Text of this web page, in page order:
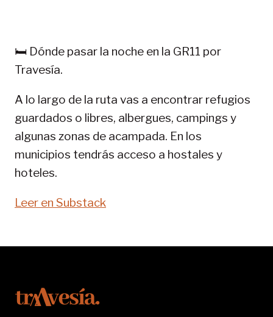
11-
🛏️ Dónde pasar la noche en la GR11 por
Travesía.
A lo largo de la ruta vas a encontrar refugios
guardados o libres, albergues, campings y
algunas zonas de acampada. En los
municipios tendrás acceso a hostales y
hoteles.
Leer en Substack